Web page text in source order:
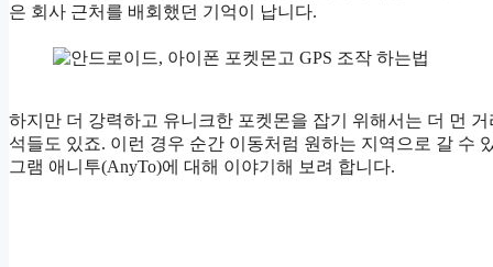
은 회사 근처를 배회했던 기억이 납니다.
하지만 더 강력하고 유니크한 포켓몬을 잡기 위해서는 더 먼
석들도 있죠. 이런 경우 순간 이동처럼 원하는 지역으로 갈 수
그램 애니투(AnyTo)에 대해 이야기해 보려 합니다.